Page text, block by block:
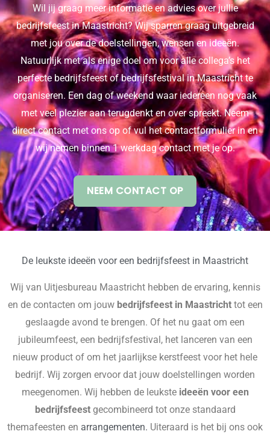
Wil jij graag meer informatie en advies over jullie
bedrijfsfeest in Maastricht? Wij sparren graag uitgebreid
met jou over de doelstellingen, wensen en ideeën.
Natuurlijk met als enige doel om voor alle collega’s het
perfecte bedrijfsfeest of bedrijfsfestival in Maastricht te
organiseren. Een dag of weekend waar iedereen nog vaak
met veel plezier aan terugdenkt en over spreekt. Neem
direct contact met ons op of vul het contactformulier in en
wij nemen binnen 1 werkdag contact met je op.
NEEM CONTACT OP
De leukste ideeën voor een bedrijfsfeest in Maastricht
Wij van Uitjesbureau Maastricht hebben de ervaring, kennis
en de contacten om jouw bedrijfsfeest in Maastrichttot een
geslaagde avond te brengen. Of het nu gaat om een
jubileumfeest, een bedrijfsfestival, het lanceren van een
nieuw product of om het jaarlijkse kerstfeest voor het hele
bedrijf. Wij zorgen ervoor dat jouw doelstellingen worden
meegenomen. Wij hebben de leuksteideeën voor een
bedrijfsfeestgecombineerd tot onze standaard
themafeesten en arrangementen. Uiteraard is het bij ons ook